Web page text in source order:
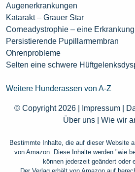
Augenerkrankungen
Katarakt – Grauer Star
Corneadystrophie – eine
Persistierende Pupillarmembran
Ohrenprobleme
Selten eine schwere
Weitere Hunderassen von A-Z
© Copyright 2026 | Impressum|
Über uns
Wie wir
Bestimmte Inhalte, die auf dieser Website
von Amazon. Diese Inhalte werden "wie
können jederzeit geändert oder